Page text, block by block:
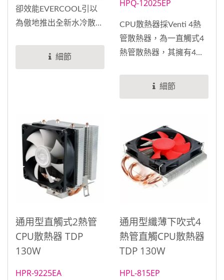
卻效能EVERCOOL引以
為傲地推出全新水冷散熱
愛好者和電腦發燒友而設
利用純銅鍍鎳高密度微水
道和高密度水冷排，迅速
將熱量從處理器移除，確
保系統運行順暢。配備
ARGB直流PWM風扇，
您可以自定義燈光效果，
格。通用型設計兼容
INTEL和AMD平台，無論
您的系統配置為何，均能
極致性能還是需要可靠的
細節
HPQ-12025EP
CPU散熱器採Venti 4熱
管散熱器，為一直觸式4
熱管散熱器，其擁有4支
體力學設計鋁鰭片，以及
最高解熱瓦數可以到達
180W，其尺寸控制在
125...
細節
通用型直觸式2熱管
CPU散熱器 TDP
130W
HPR-9225EA
通用型纖薄下吹式4
熱管直觸CPU散熱器
TDP 130W
HPL-815EP